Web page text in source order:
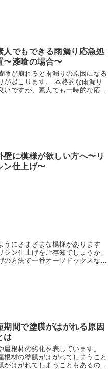
人でもできる雨漏り応急処
〜漆喰の場合〜
喰が崩れると雨漏りの原因になる
起こります。 本格的な雨漏り
いですが、素人でも一時的な応急
壁に模様が欲しい方へ〜リ
ン仕上げ〜
うにさまざまな模様があります
ン仕上げをご存知でしょうか。
の方法で一番オーソドックスな仕
期間で塗膜がはがれる原因
は
根材の劣化を表しています。
材の塗膜がはがれてしまうこと
はがれてしまうこともあるので